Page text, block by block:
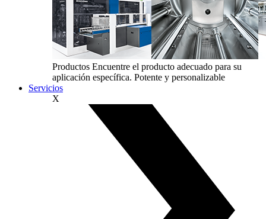
Productos Encuentre el producto adecuado para su
aplicación específica. Potente y personalizable
Servicios
X